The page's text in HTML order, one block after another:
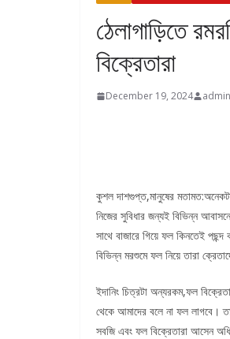
ঠেলাগাড়িতে
বিক্রেতারা
December 19, 2024 admin
কুশল দাশগুপ্ত,মানুষের
নিজের সুবিধার জন্যই বিভিন্ন
সাথে বাজারে গিয়ে ফল কিনতেই
বিভিন্ন মরশুমে ফল নিয়ে তারা
ইদানিং চিত্রটা অন্যরকম,ফল
থেকে আমাদের বলে না ফল লাগবে।
সবজি এবং ফল বিক্রেতারা আসেন